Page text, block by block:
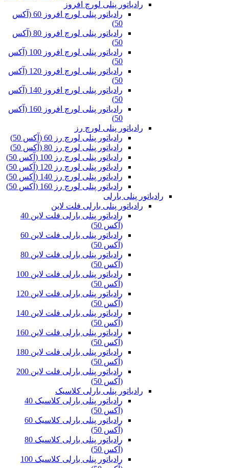
رادیاتور پنلی لورچ افروز
رادیاتور پنلی لورچ افروز 60 (آکس
50)
رادیاتور پنلی لورچ افروز 80 (آکس
50)
رادیاتور پنلی لورچ افروز 100 (آکس
50)
رادیاتور پنلی لورچ افروز 120 (آکس
50)
رادیاتور پنلی لورچ افروز 140 (آکس
50)
رادیاتور پنلی لورچ افروز 160 (آکس
50)
رادیاتور پنلی لورچ رز
رادیاتور پنلی لورچ رز 60 (آکس 50)
رادیاتور پنلی لورچ رز 80 (آکس 50)
رادیاتور پنلی لورچ رز 100 (آکس 50)
رادیاتور پنلی لورچ رز 120 (آکس 50)
رادیاتور پنلی لورچ رز 140 (آکس 50)
رادیاتور پنلی لورچ رز 160 (آکس 50)
رادیاتور پنلی بارلی
رادیاتور پنلی بارلی فلت لاین
رادیاتور پنلی بارلی فلت لاین 40
(آکس 50)
رادیاتور پنلی بارلی فلت لاین 60
(آکس 50)
رادیاتور پنلی بارلی فلت لاین 80
(آکس 50)
رادیاتور پنلی بارلی فلت لاین 100
(آکس 50)
رادیاتور پنلی بارلی فلت لاین 120
(آکس 50)
رادیاتور پنلی بارلی فلت لاین 140
(آکس 50)
رادیاتور پنلی بارلی فلت لاین 160
(آکس 50)
رادیاتور پنلی بارلی فلت لاین 180
(آکس 50)
رادیاتور پنلی بارلی فلت لاین 200
(آکس 50)
رادیاتور پنلی بارلی کلاسیک
رادیاتور پنلی بارلی کلاسیک 40
(آکس 50)
رادیاتور پنلی بارلی کلاسیک 60
(آکس 50)
رادیاتور پنلی بارلی کلاسیک 80
(آکس 50)
رادیاتور پنلی بارلی کلاسیک 100